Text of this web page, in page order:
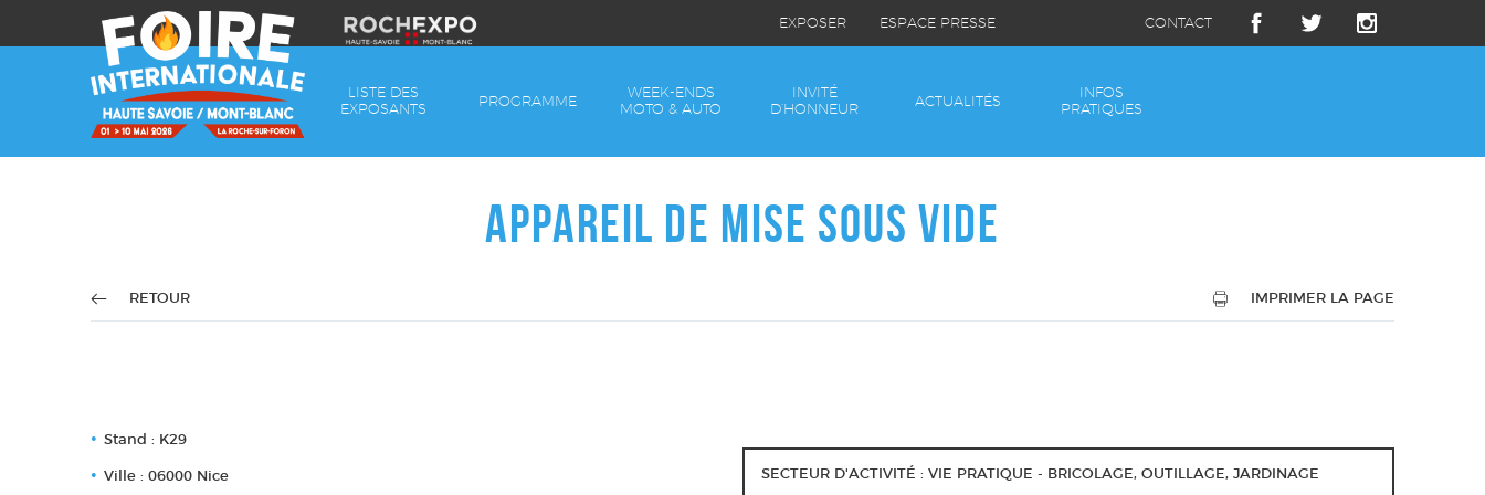
EXPOSER ESPACE PRESSE CONTACT
LISTE DES
EXPOSANTS
PROGRAMME
WEEK-ENDS
MOTO & AUTO
INVITÉ
D’HONNEUR
ACTUALITÉS
INFOS
PRATIQUES
APPAREIL DE MISE SOUS VIDE
RETOUR IMPRIMER LA PAGE
Stand : K29
Ville : 06000 Nice SECTEUR D'ACTIVITÉ : VIE PRATIQUE - BRICOLAGE, OUTILLAGE, JARDINAGE